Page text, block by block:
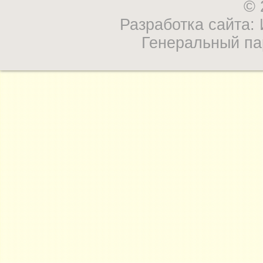
©
Разработка
Генеральный